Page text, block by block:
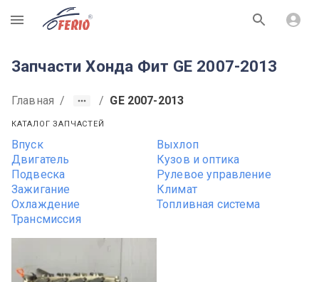
R
Запчасти Хонда Фит GE 2007-2013
Главная / / GE 2007-2013
КАТАЛОГ ЗАПЧАСТЕЙ
Впуск
Выхлоп
Двигатель
Кузов и оптика
Подвеска
Рулевое управление
Зажигание
Климат
Охлаждение
Топливная система
Трансмиссия